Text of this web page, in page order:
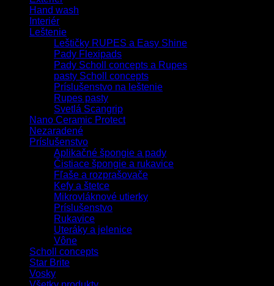
Hand wash
Interiér
Leštenie
Leštičky RUPES a Easy Shine
Pady Flexipads
Pady Scholl concepts a Rupes
pasty Scholl concepts
Príslušenstvo na leštenie
Rupes pasty
Svetlá Scangrip
Nano Ceramic Protect
Nezaradené
Príslušenstvo
Aplikačné špongie a pady
Čistiace špongie a rukavice
Fľaše a rozprašovače
Kefy a štetce
Mikrovláknové utierky
Príslušenstvo
Rukavice
Uteráky a jelenice
Vône
Scholl concepts
Star Brite
Vosky